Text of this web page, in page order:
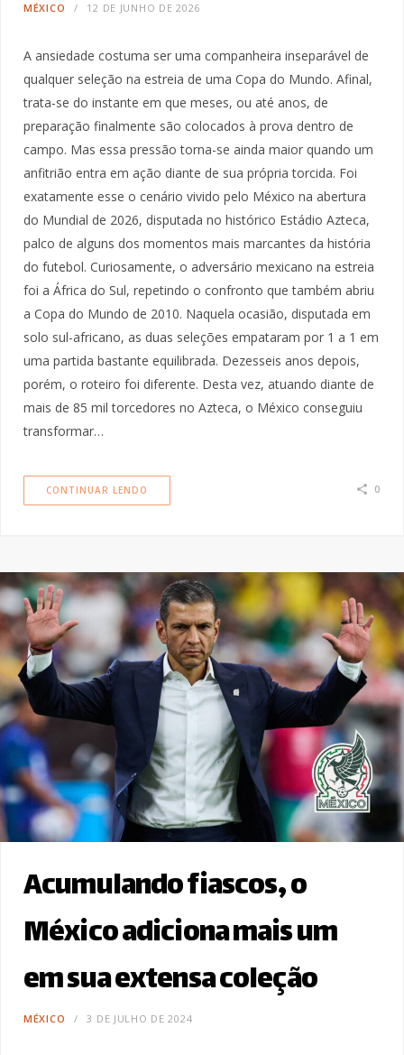
MÉXICO 12 DE JUNHO DE 2026
A ansiedade costuma ser uma companheira inseparável de
qualquer seleção na estreia de uma Copa do Mundo. Afinal,
trata-se do instante em que meses, ou até anos, de
preparação finalmente são colocados à prova dentro de
campo. Mas essa pressão torna-se ainda maior quando um
anfitrião entra em ação diante de sua própria torcida. Foi
exatamente esse o cenário vivido pelo México na abertura
do Mundial de 2026, disputada no histórico Estádio Azteca,
palco de alguns dos momentos mais marcantes da história
do futebol. Curiosamente, o adversário mexicano na estreia
foi a África do Sul, repetindo o confronto que também abriu
a Copa do Mundo de 2010. Naquela ocasião, disputada em
solo sul-africano, as duas seleções empataram por 1 a 1 em
uma partida bastante equilibrada. Dezesseis anos depois,
porém, o roteiro foi diferente. Desta vez, atuando diante de
mais de 85 mil torcedores no Azteca, o México conseguiu
transformar…
CONTINUAR LENDO 0
Acumulando fiascos, o
México adiciona mais um
em sua extensa coleção
MÉXICO 3 DE JULHO DE 2024